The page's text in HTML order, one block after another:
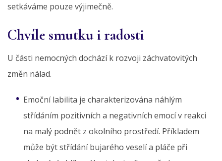
setkáváme pouze výjimečně.
Chvíle smutku i radosti
U části nemocných dochází k rozvoji záchvatovitých
změn nálad.
Emoční labilita je charakterizována náhlým
střídáním pozitivních a negativních emocí v reakci
na malý podnět z okolního prostředí. Příkladem
může být střídání bujarého veselí a pláče při